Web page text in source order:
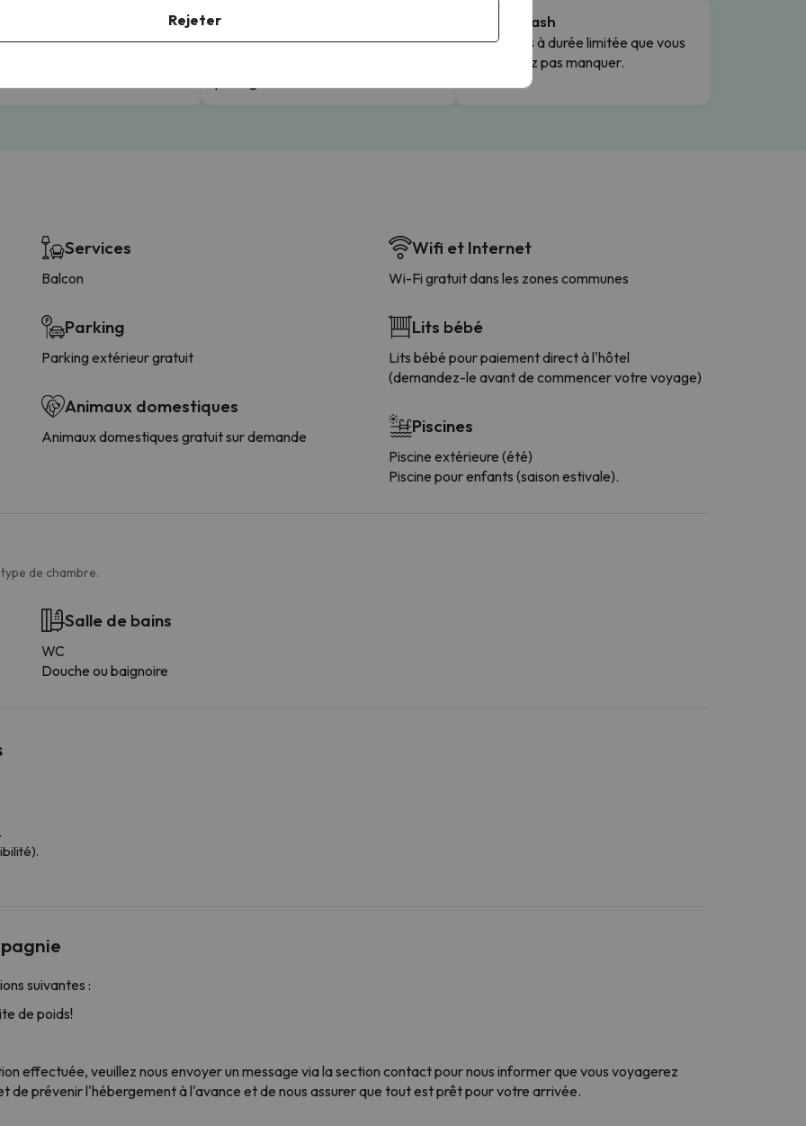
totale avec les paiements.
Tranquillité totale
Réservez en toute sécurité en
Offres Flash
Des offres à durée limitée que vous
ne voudrez pas manquer.
Services
Balcon
Parking
Parking extérieur gratuit
Animaux domestiques
Animaux domestiques gratuit sur demande
Wifi et Internet
Wi-Fi gratuit dans les zones communes
Lits bébé
Lits bébé pour paiement direct à l'hôtel
(demandez-le avant de commencer votre voyage)
Piscines
Piscine extérieure (été)
Piscine pour enfants (saison estivale).
de chambre.
Salle de bains
WC
Douche ou baignoire
suivantes :
de poids!
effectuée, veuillez nous envoyer un message via la section contactpour nous informer que vous voyagerez
de prévenir l'hébergement à l'avance et de nous assurer que tout est prêt pour votre arrivée.
Rejeter